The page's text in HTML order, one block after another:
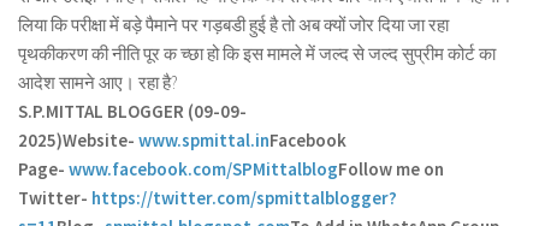
लिया कि परीक्षा में बड़े पैमाने पर गड़बडी हुई है तो अब क्यों जोर दिया जा रहा
पृथकीकरण की नीति पूर क च्छा हो कि इस मामले में जल्द से जल्द सुप्रीम कोर्ट का
आदेश सामने आए। रहा है?
S.P.MITTAL BLOGGER (09-09-
2025)Website- www.spmittal.inFacebook
Page- www.facebook.com/SPMittalblogFollow me on
Twitter- https://twitter.com/spmittalblogger?